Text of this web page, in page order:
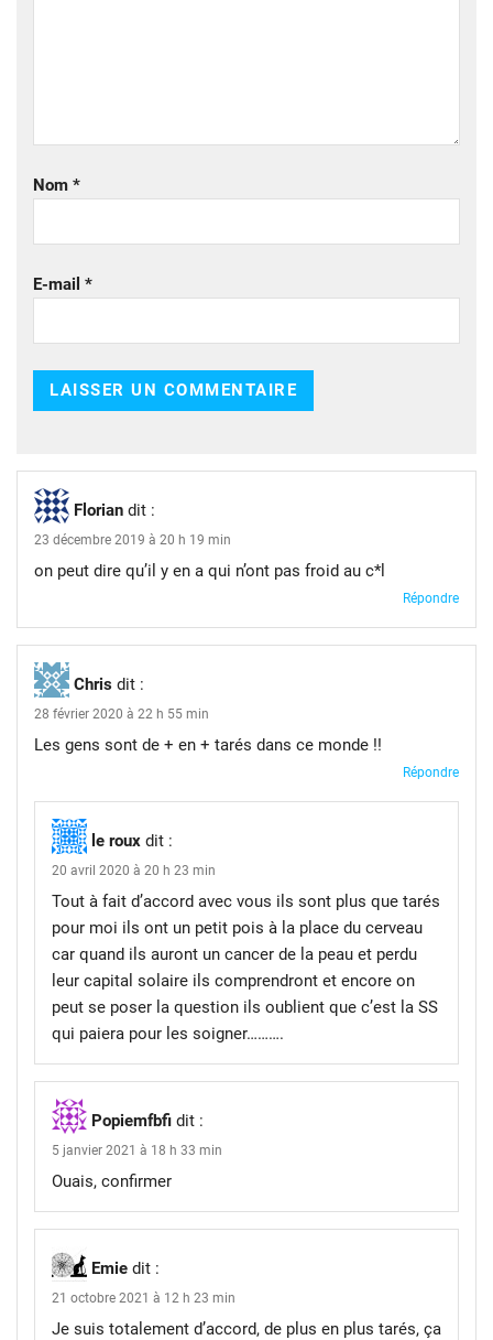
Nom *
E-mail *
Florian dit :
23 décembre 2019 à 20 h 19 min
on peut dire qu’il y en a qui n’ont pas froid au c*l
Répondre
Chris dit :
28 février 2020 à 22 h 55 min
Les gens sont de + en + tarés dans ce monde !!
Répondre
le roux dit :
20 avril 2020 à 20 h 23 min
Tout à fait d’accord avec vous ils sont plus que tarés
pour moi ils ont un petit pois à la place du cerveau
car quand ils auront un cancer de la peau et perdu
leur capital solaire ils comprendront et encore on
peut se poser la question ils oublient que c’est la SS
qui paiera pour les soigner……….
Popiemfbfi dit :
5 janvier 2021 à 18 h 33 min
Ouais, confirmer
Emie dit :
21 octobre 2021 à 12 h 23 min
Je suis totalement d’accord, de plus en plus tarés, ça